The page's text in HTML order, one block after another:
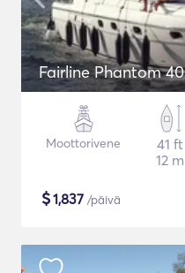
Fairline Phantom 40
Moottorivene
41 ft
12 m
$1,837 /päivä